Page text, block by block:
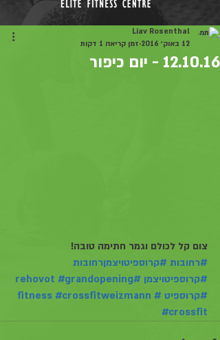
12.10.16 - יום כיפור
Liav Rosenthal
12 באוק׳ 2016
זמן קריאה 1 דקות
צום קל לכולם וגמר חתימה טובה!
#רחובות #קרוספיטויצמןרחובות
#קרוספיטויצמן #rehovot
#grandopening
#קרוספיט #fitness
#crossfitweizmann
#crossfit